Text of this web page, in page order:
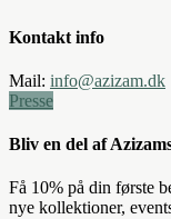
Kontakt info
Mail: info@azizam.dk
Presse
Bliv en del af
Få 10% på din første
nye kollektioner,